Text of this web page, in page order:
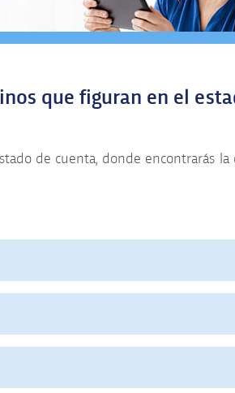
que figuran en el
de cuenta, donde encontrarás